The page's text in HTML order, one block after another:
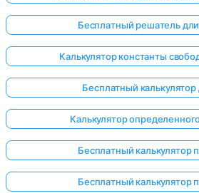
Бесплатный решатель
Калькулятор константы
Бесплатный
Калькулятор
Бесплатный калькулятор
Бесплатный калькулятор